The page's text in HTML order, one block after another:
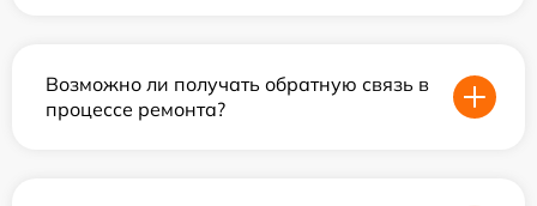
Возможно ли получать обратную связь в
процессе ремонта?